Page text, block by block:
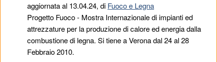
aggiornata al 13.04.24, di Fuoco e Legna
Progetto Fuoco - Mostra Internazionale di impianti ed
attrezzature per la produzione di calore ed energia dalla
combustione di legna. Si tiene a Verona dal 24 al 28
Febbraio 2010.